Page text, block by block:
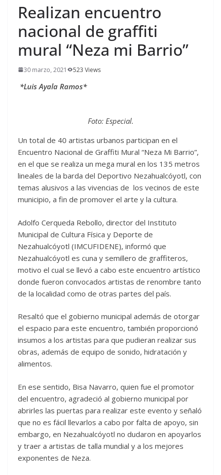
Realizan encuentro
nacional de graffiti
mural “Neza mi Barrio”
30 marzo, 2021 523 Views
*Luis Ayala Ramos*
Foto: Especial.
Un total de 40 artistas urbanos participan en el
Encuentro Nacional de Graffiti Mural “Neza Mi Barrio”,
en el que se realiza un mega mural en los 135 metros
lineales de la barda del Deportivo Nezahualcóyotl, con
temas alusivos a las vivencias de los vecinos de este
municipio, a fin de promover el arte y la cultura.
Adolfo Cerqueda Rebollo, director del Instituto
Municipal de Cultura Física y Deporte de
Nezahualcóyotl (IMCUFIDENE), informó que
Nezahualcóyotl es cuna y semillero de graffiteros,
motivo el cual se llevó a cabo este encuentro artístico
donde fueron convocados artistas de renombre tanto
de la localidad como de otras partes del país.
Resaltó que el gobierno municipal además de otorgar
el espacio para este encuentro, también proporcionó
insumos a los artistas para que pudieran realizar sus
obras, además de equipo de sonido, hidratación y
alimentos.
En ese sentido, Bisa Navarro, quien fue el promotor
del encuentro, agradeció al gobierno municipal por
abrirles las puertas para realizar este evento y señaló
que no es fácil llevarlos a cabo por falta de apoyo, sin
embargo, en Nezahualcóyotl no dudaron en apoyarlos
y traer a artistas de talla mundial y a los mejores
exponentes de Neza.